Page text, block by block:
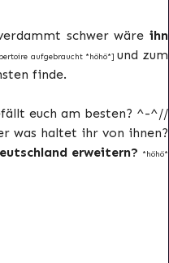
schwer wäreihn
aufgebraucht *höhö*] und zum
finde.
euch am besten? ^-^//
was haltet ihr von ihnen?
erweitern? *höhö*